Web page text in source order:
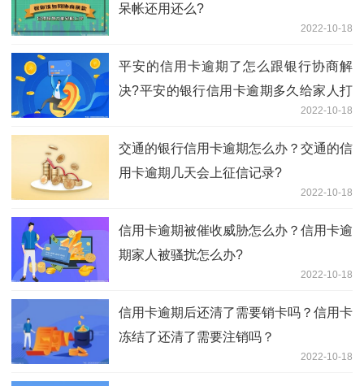
呆帐还用还么?
2022-10-18
平安的信用卡逾期了怎么跟银行协商解
决?平安的银行信用卡逾期多久给家人打
2022-10-18
交通的银行信用卡逾期怎么办？交通的信
用卡逾期几天会上征信记录?
2022-10-18
信用卡逾期被催收威胁怎么办？信用卡逾
期家人被骚扰怎么办?
2022-10-18
信用卡逾期后还清了需要销卡吗？信用卡
冻结了还清了需要注销吗？
2022-10-18